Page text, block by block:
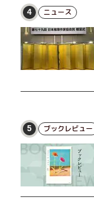
せる男が現れた。茶
は、ある秘密があ
姿と、その連帯を描
をめぐる物語。
4 ニュース
5 ブックレビュー